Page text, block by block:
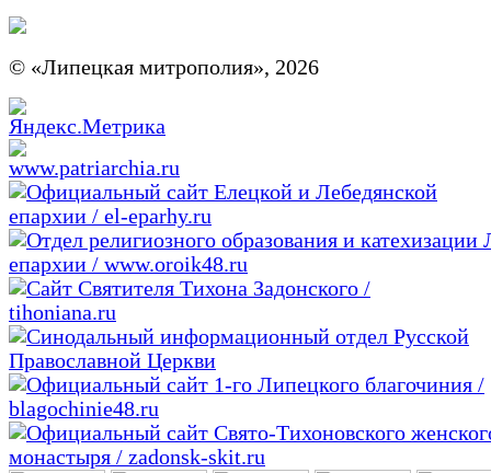
© «Липецкая митрополия», 2026